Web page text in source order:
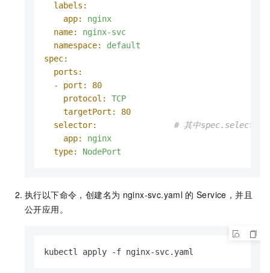
labels:
app:
nginx
name:
nginx-svc
namespace:
default
spec:
ports:
-
port:
80
protocol:
TCP
targetPort:
80
selector:
# 其中spec.selector
app:
nginx
type:
NodePort
执行以下命令，创建名为 nginx-svc.yaml 的 Service，并且
公开应用。
kubectl apply -f nginx-svc.yaml